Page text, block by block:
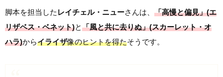
脚本を担当した レイチェル・ニューさんは、 「高慢と偏見」(エ
リザベス・ベネット)と「風と共に去りぬ」(スカーレット・オ
ハラ)からイライザ像のヒントを得たそうです。